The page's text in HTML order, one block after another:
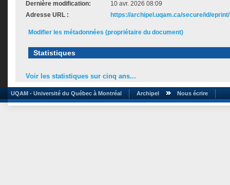
Dernière modification:
10 avr. 2026 08:09
Adresse URL :
https://archipel.uqam.ca/secure/id/
Modifier les métadonnées (propriétaire du document)
Statistiques
Voir les statistiques sur cinq ans...
UQAM - Université du Québec à Montréal Archipel Nous écrire